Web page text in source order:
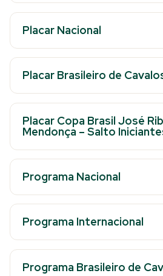
Placar Nacional
Placar Brasileiro de
Placar Copa Brasil José
Mendonça – Salto
Programa Nacional
Programa Internacional
Programa Brasileiro de